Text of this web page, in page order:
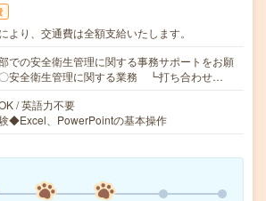
より、交通費は全額支給いたします。
での安全衛生管理に関する事務サポートをお願
安全衛生管理に関する業務 ┗打ち合わせ…
/ 英語力不要
◆Excel、PowerPointの基本操作